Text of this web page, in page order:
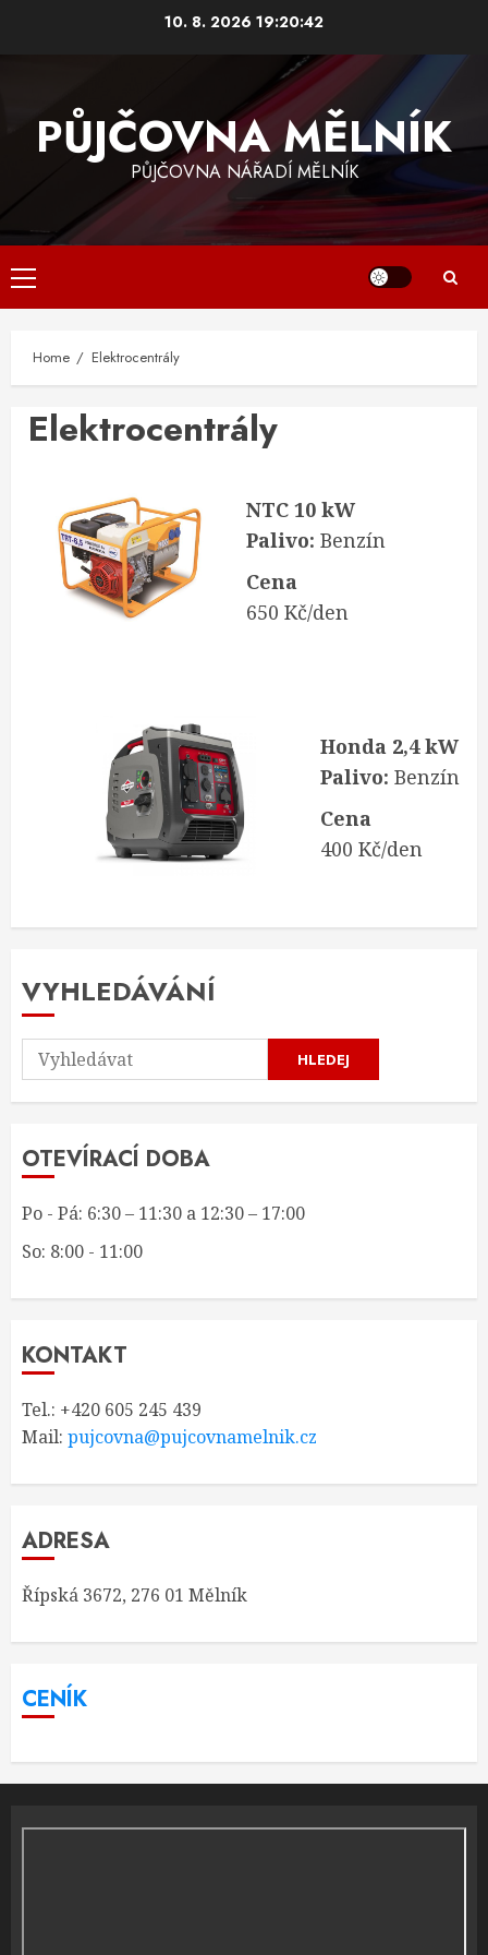
10. 8. 2026 19:20:42
PŮJČOVNA MĚLNÍK
PŮJČOVNA NÁŘADÍ MĚLNÍK
Primary
Menu
Home Elektrocentrály
Elektrocentrály
NTC 10 kW
Palivo: Benzín
Cena
650 Kč/den
Honda 2,4 kW
Palivo: Benzín
Cena
400 Kč/den
VYHLEDÁVÁNÍ
HLEDEJ
OTEVÍRACÍ DOBA
Po - Pá: 6:30 – 11:30 a 12:30 – 17:00
So: 8:00 - 11:00
KONTAKT
Tel.: +420 605 245 439
Mail: pujcovna@pujcovnamelnik.cz
ADRESA
Řípská 3672, 276 01 Mělník
CENÍK